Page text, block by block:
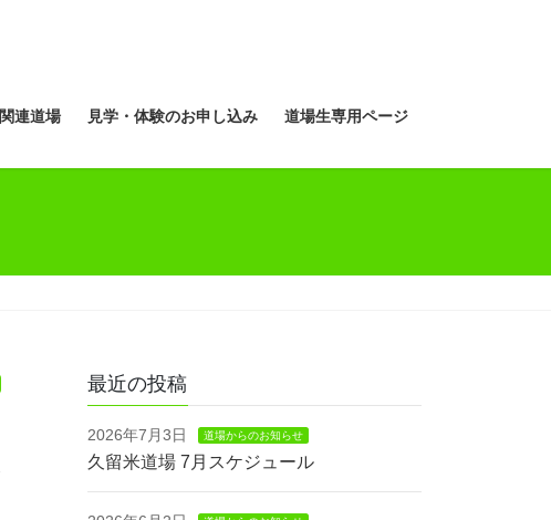
関連道場 見学・体験のお申し込み 道場生専用ページ
最近の投稿
2026年7月3日 道場からのお知らせ
久留米道場 7月スケジュール